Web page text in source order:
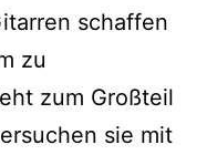
schaffen
zu
zum Großteil
sie mit